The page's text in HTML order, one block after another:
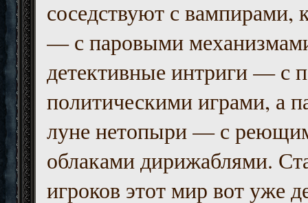
соседствуют с вампирами,
— с паровыми
детективные интриги — с
политическими играми, а
луне нетопыри — с
облаками дирижаблями.
игроков этот мир вот уже